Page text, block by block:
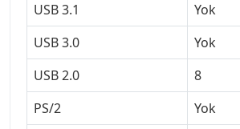
USB 3.1
Yok
USB 3.0
Yok
USB 2.0
8
PS/2
Yok